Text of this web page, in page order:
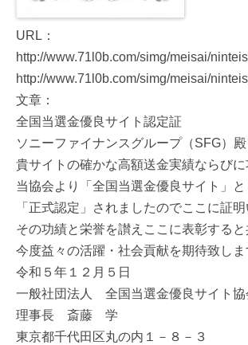
URL：
http://www.71l0b.com/simg/meisai/
http://www.71l0b.com/simg/meisai/
文章：
全国当選金優良サイト認定証
ソニーファイナンスグループ（SFG）殿
貴サイトの確かな高額送金実績ならびに
当協会より「全国当選金優良サイト」と
「正式認定」されましたのでここに証明
その功績と栄誉を讃えここに表彰すると
今度益々の活躍・社会貢献を期待致しま
令和５年１２月５日
一般社団法人 全国当選金優良サイト協
理事長 斎藤 学
東京都千代田区丸の内１－８－３